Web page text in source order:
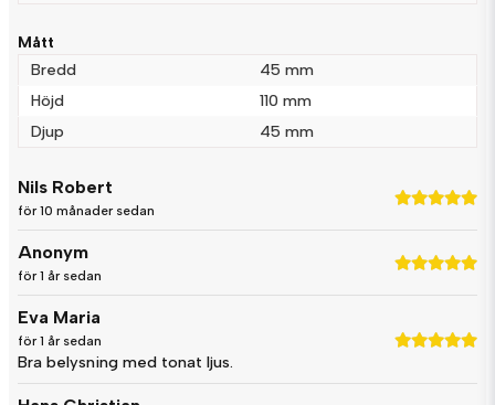
Mått
Bredd
45 mm
Höjd
110 mm
Djup
45 mm
Nils Robert
för 10 månader sedan
Anonym
för 1 år sedan
Eva Maria
för 1 år sedan
Bra belysning med tonat ljus.